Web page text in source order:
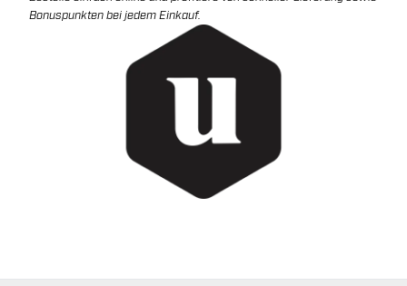
Bonuspunkten bei jedem Einkauf.